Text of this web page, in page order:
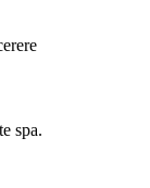
spa.